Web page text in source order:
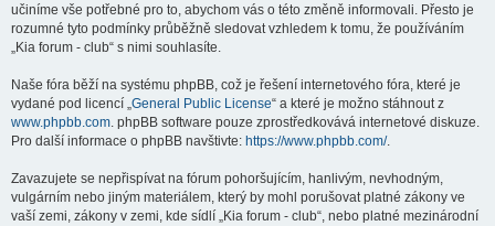
učiníme vše potřebné pro to, abychom vás o této změně informovali. Přesto je
rozumné tyto podmínky průběžně sledovat vzhledem k tomu, že používáním
„Kia forum - club“ s nimi souhlasíte.
Naše fóra běží na systému phpBB, což je řešení internetového fóra, které je
vydané pod licencí „General Public License“ a které je možno stáhnout z
www.phpbb.com. phpBB software pouze zprostředkovává internetové diskuze.
Pro další informace o phpBB navštivte: https://www.phpbb.com/.
Zavazujete se nepřispívat na fórum pohoršujícím, hanlivým, nevhodným,
vulgárním nebo jiným materiálem, který by mohl porušovat platné zákony ve
vaší zemi, zákony v zemi, kde sídlí „Kia forum - club“, nebo platné mezinárodní